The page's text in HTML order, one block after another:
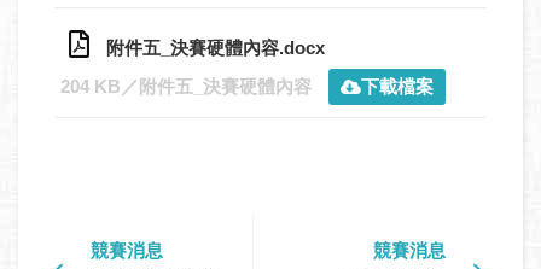
附件五_決賽硬體內容.docx
204 KB／附件五_決賽硬體內容
下載檔案
競賽消息
競賽消息